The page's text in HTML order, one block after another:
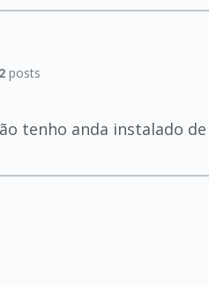
posts
tenho anda instalado